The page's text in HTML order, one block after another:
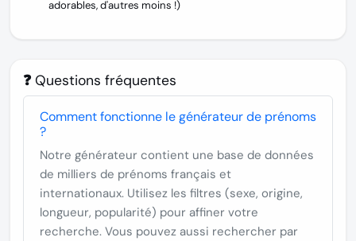
adorables, d'autres moins !)
❓ Questions fréquentes
Comment fonctionne le générateur de prénoms
?
Notre générateur contient une base de données
de milliers de prénoms français et
internationaux. Utilisez les filtres (sexe, origine,
longueur, popularité) pour affiner votre
recherche. Vous pouvez aussi rechercher par